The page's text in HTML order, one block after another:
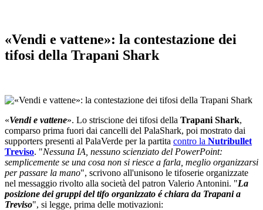
«Vendi e vattene»: la contestazione dei
tifosi della Trapani Shark
«Vendi e vattene». Lo striscione dei tifosi della Trapani Shark,
comparso prima fuori dai cancelli del PalaShark, poi mostrato dai
supporters presenti al PalaVerde per la partita contro la Nutribullet
Treviso. "Nessuna IA, nessuno scienziato del PowerPoint:
semplicemente se una cosa non si riesce a farla, meglio organizzarsi
per passare la mano", scrivono all'unisono le tifoserie organizzate
nel messaggio rivolto alla società del patron Valerio Antonini. "La
posizione dei gruppi del tifo organizzato é chiara da Trapani a
Treviso", si legge, prima delle motivazioni: